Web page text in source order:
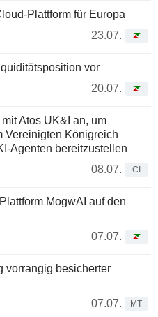
Plattform für Europa
23.07.
vor
20.07.
Atos UK&I an, um
Vereinigten Königreich
Agenten bereitzustellen
08.07.
CI
MogwAI auf den
07.07.
vorrangig besicherter
07.07.
MT